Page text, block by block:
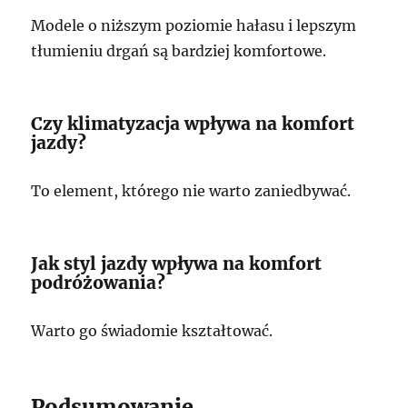
Modele o niższym poziomie hałasu i lepszym
tłumieniu drgań są bardziej komfortowe.
Czy klimatyzacja wpływa na komfort
jazdy?
To element, którego nie warto zaniedbywać.
Jak styl jazdy wpływa na komfort
podróżowania?
Warto go świadomie kształtować.